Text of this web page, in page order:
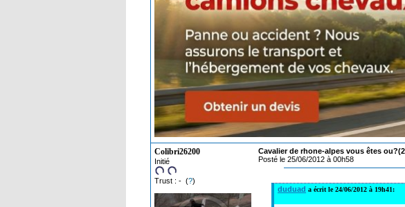
Colibri26200
Initié
Trust : - (?)
Cavalier de rhone-alpes vous êtes
Posté le 25/06/2012 à 00h58
duduad a écrit le 24/06/2012 à 19h41: